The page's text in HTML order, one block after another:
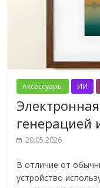
Аксессуары ИИ
генерацией
20.05.2026
В отличие от
устройство